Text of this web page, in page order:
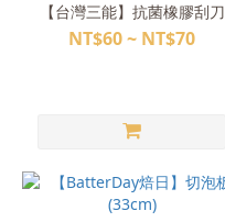
【台灣三能】抗菌橡膠刮刀
NT$60 ~ NT$70